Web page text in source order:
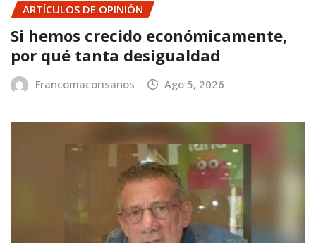
ARTÍCULOS DE OPINIÓN
Si hemos crecido económicamente,
por qué tanta desigualdad
Francomacorisanos Ago 5, 2026